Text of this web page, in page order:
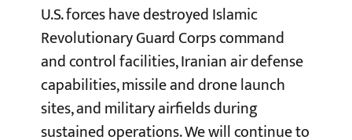
U.S. forces have destroyed Islamic
Revolutionary Guard Corps command
and control facilities, Iranian air defense
capabilities, missile and drone launch
sites, and military airfields during
sustained operations. We will continue to